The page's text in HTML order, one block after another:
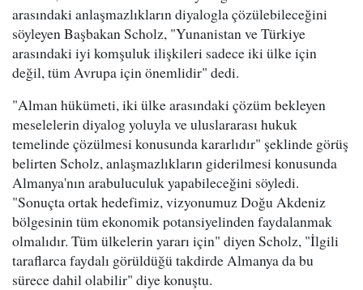
arasındaki anlaşmazlıkların diyalogla çözülebileceğini
söyleyen Başbakan Scholz, "Yunanistan ve Türkiye
arasındaki iyi komşuluk ilişkileri sadece iki ülke için
değil, tüm Avrupa için önemlidir" dedi.
"Alman hükümeti, iki ülke arasındaki çözüm bekleyen
meselelerin diyalog yoluyla ve uluslararası hukuk
temelinde çözülmesi konusunda kararlıdır" şeklinde görüş
belirten Scholz, anlaşmazlıkların giderilmesi konusunda
Almanya'nın arabuluculuk yapabileceğini söyledi.
"Sonuçta ortak hedefimiz, vizyonumuz Doğu Akdeniz
bölgesinin tüm ekonomik potansiyelinden faydalanmak
olmalıdır. Tüm ülkelerin yararı için" diyen Scholz, "İlgili
taraflarca faydalı görüldüğü takdirde Almanya da bu
sürece dahil olabilir" diye konuştu.